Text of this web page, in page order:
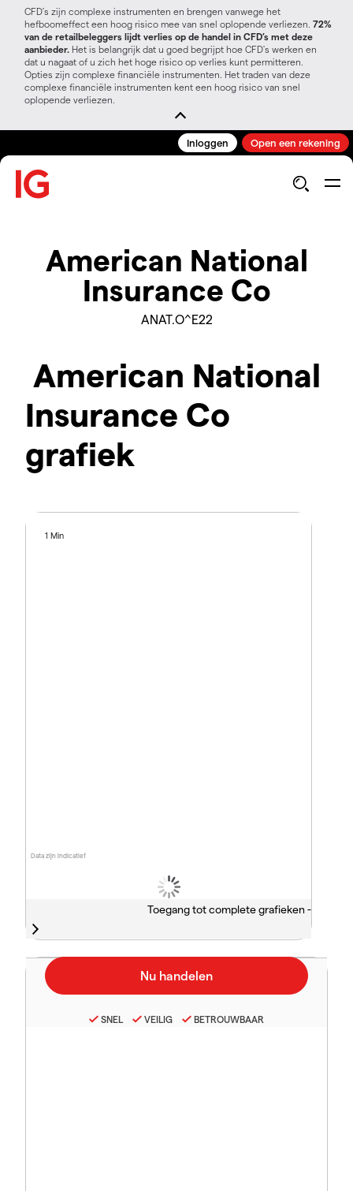
CFD’s zijn complexe instrumenten en brengen vanwege het
hefboomeffect een hoog risico mee van snel oplopende verliezen. 72%
van de retailbeleggers lijdt verlies op de handel in CFD’s met deze
aanbieder. Het is belangrijk dat u goed begrijpt hoe CFD's werken en
dat u nagaat of u zich het hoge risico op verlies kunt permitteren.
Opties zijn complexe financiële instrumenten. Het traden van deze
complexe financiële instrumenten kent een hoog risico van snel
oplopende verliezen.
Inloggen Open een rekening
American National
Insurance Co
ANAT.O^E22
American National
Insurance Co
grafiek
Data zijn indicatief
1 Min
Toegang tot complete grafieken -
SNEL VEILIG BETROUWBAAR